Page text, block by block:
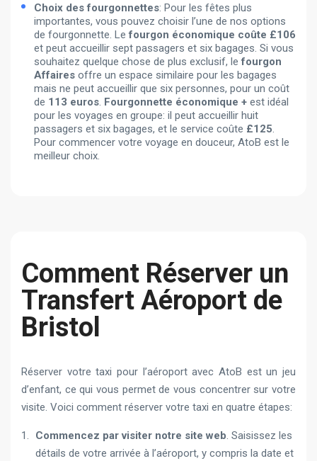
Choix des fourgonnettes: Pour les fêtes plus
importantes, vous pouvez choisir l’une de nos options
de fourgonnette. Lefourgon économique coûte £106
et peut accueillir sept passagers et six bagages. Si vous
souhaitez quelque chose de plus exclusif, lefourgon
Affaires offre un espace similaire pour les bagages
mais ne peut accueillir que six personnes, pour un coût
de 113 euros. Fourgonnette économique + est idéal
pour les voyages en groupe: il peut accueillir huit
passagers et six bagages, et le service coûte £125.
Pour commencer votre voyage en douceur, AtoB est le
meilleur choix.
Comment Réserver un
Transfert Aéroport de
Bristol
Réserver votre taxi pour l’aéroport avec AtoB est un jeu
d’enfant, ce qui vous permet de vous concentrer sur votre
visite. Voici comment réserver votre taxi en quatre étapes:
Commencez par visiter notre site web. Saisissez les
détails de votre arrivée à l’aéroport, y compris la date et